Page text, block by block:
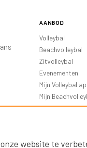
AANBOD
Volleybal
Beachvolleybal
Zitvolleybal
Evenementen
Mijn Volleybal
Mijn
website te